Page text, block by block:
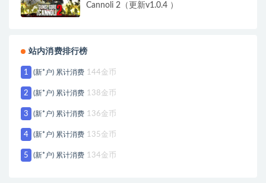
Cannoli 2（更新v1.0.4 ）
站内消费排行榜
1 (新*户) 累计消费 144金币
2 (新*户) 累计消费 138金币
3 (新*户) 累计消费 136金币
4 (新*户) 累计消费 135金币
5 (新*户) 累计消费 134金币